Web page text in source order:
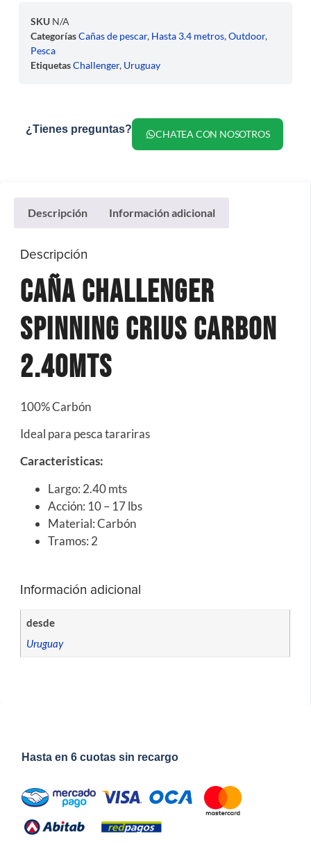
SKU N/A
CategoríasCañas de pescar, Hasta 3.4 metros,Outdoor,
Pesca
EtiquetasChallenger, Uruguay
¿Tienes preguntas? CHATEA CON NOSOTROS
Descripción Información adicional
Descripción
CAÑA CHALLENGER
SPINNING CRIUS CARBON
2.40MTS
100% Carbón
Ideal para pesca tarariras
Caracteristicas:
Largo: 2.40 mts
Acción: 10 – 17 lbs
Material: Carbón
Tramos: 2
Información adicional
desde
Uruguay
Hasta en 6 cuotas sin recargo